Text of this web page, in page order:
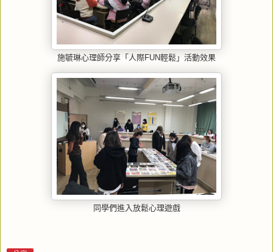
施毓琳心理師分享「人際FUN輕鬆」活動效果
同學們進入放鬆心理遊戲